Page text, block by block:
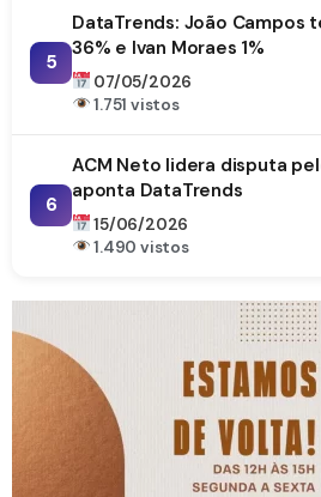
5
DataTrends: João Campos
36% e Ivan Moraes 1%
07/05/2026
1.751 vistos
6
ACM Neto lidera disputa
aponta DataTrends
15/06/2026
1.490 vistos